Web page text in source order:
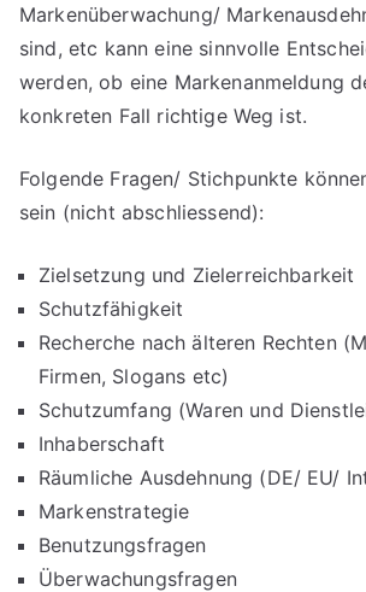
Markenüberwachung/
sind, etc kann eine sinnvolle
werden, ob eine Markenanmeldung
konkreten Fall richtige Weg ist.
Folgende Fragen/ Stichpunkte
sein (nicht abschliessend):
Zielsetzung und Zielerreichbarkeit
Schutzfähigkeit
Recherche nach älteren Rechten
Firmen, Slogans etc)
Schutzumfang (Waren und
Inhaberschaft
Räumliche Ausdehnung (DE/ EU/
Markenstrategie
Benutzungsfragen
Überwachungsfragen